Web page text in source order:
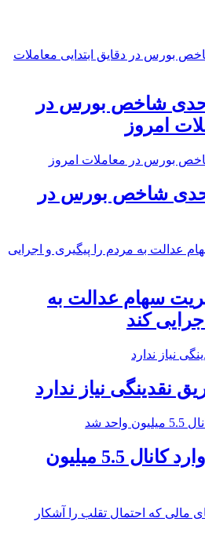
واحدی شاخص بورس در
امروز
واحدی شاخص بورس در
سهام عدالت به
کند
نقدینگی نیاز ندارد
شاخص کل بورس وارد کانال 5.5 میلیون